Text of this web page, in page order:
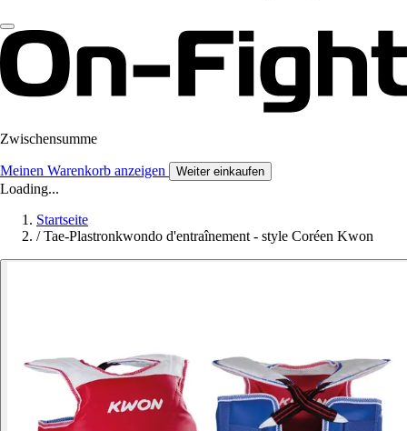
Zwischensumme
Meinen Warenkorb anzeigen Weiter einkaufen
Loading...
Startseite
/ Tae-Plastronkwondo d'entraînement - style Coréen Kwon